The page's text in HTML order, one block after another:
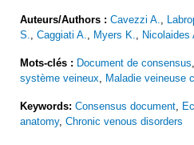
Auteurs/Authors : Cavezzi A.
S.
Caggiati A. Myers K. Nicolaides
Mots-clés : Document de consensus
système veineux
Maladie veineuse
Keywords: Consensus document
anatomy, Chronic venous disorders